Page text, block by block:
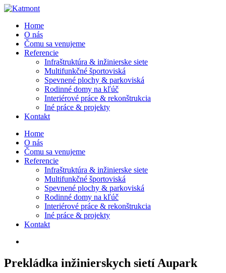
Home
O nás
Čomu sa venujeme
Referencie
Infraštruktúra & inžinierske siete
Multifunkčné športoviská
Spevnené plochy & parkoviská
Rodinné domy na kľúč
Interiérové práce & rekonštrukcia
Iné práce & projekty
Kontakt
Home
O nás
Čomu sa venujeme
Referencie
Infraštruktúra & inžinierske siete
Multifunkčné športoviská
Spevnené plochy & parkoviská
Rodinné domy na kľúč
Interiérové práce & rekonštrukcia
Iné práce & projekty
Kontakt
Prekládka inžinierskych sietí Aupark